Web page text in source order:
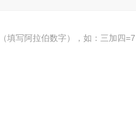
填写阿拉伯数字），如：三加四=7